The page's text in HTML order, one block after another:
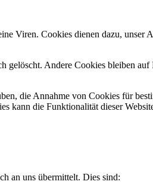
Viren. Cookies dienen dazu, unser
gelöscht. Andere Cookies bleiben
die Annahme von Cookies für
kann die Funktionalität dieser
an uns übermittelt. Dies sind: